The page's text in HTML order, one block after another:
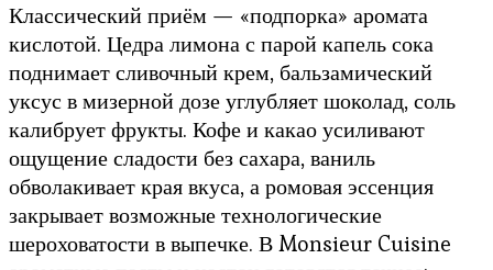
Классический приём — «подпорка» аромата
кислотой. Цедра лимона с парой капель сока
поднимает сливочный крем, бальзамический
уксус в мизерной дозе углубляет шоколад, соль
калибрует фрукты. Кофе и какао усиливают
ощущение сладости без сахара, ваниль
обволакивает края вкуса, а ромовая эссенция
закрывает возможные технологические
шероховатости в выпечке. В Monsieur Cuisine